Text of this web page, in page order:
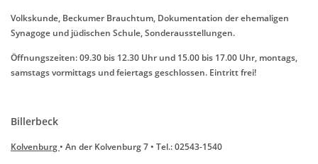
Volkskunde, Beckumer Brauchtum, Dokumentation der ehemaligen
Synagoge und jüdischen Schule, Sonderausstellungen.
Öffnungszeiten: 09.30 bis 12.30 Uhr und 15.00 bis 17.00 Uhr, montags,
samstags vormittags und feiertags geschlossen. Eintritt frei!
Billerbeck
Kolvenburg• An der Kolvenburg 7 • Tel.: 02543-1540